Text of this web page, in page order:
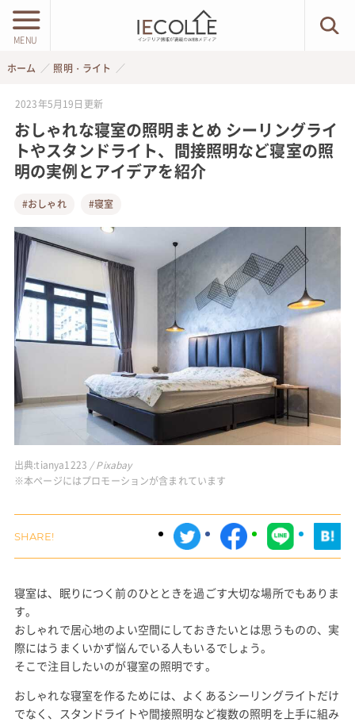
MENU
ホーム 照明・ライト
2023年5月19日 更新
おしゃれな寝室の照明まとめ シーリングライ
トやスタンドライト、間接照明など寝室の照
明の実例とアイデアを紹介
#おしゃれ #寝室
出典:tianya1223 / Pixabay
※本ページにはプロモーションが含まれています
寝室は、眠りにつく前のひとときを過ごす大切な場所でもありま
す。
おしゃれで居心地のよい空間にしておきたいとは思うものの、実
際にはうまくいかず悩んでいる人もいるでしょう。
そこで注目したいのが寝室の照明です。
おしゃれな寝室を作るためには、よくあるシーリングライトだけ
でなく、スタンドライトや間接照明など複数の照明を上手に組み